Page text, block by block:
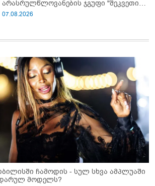
არასრულწლოვანების ჯგუფი "შეკვეთის
მიტანისას, "გლოვოს" კურიერია
07.08.2026
ჩამოდის - სულ სხვა ამპლუაში
მოდელს?